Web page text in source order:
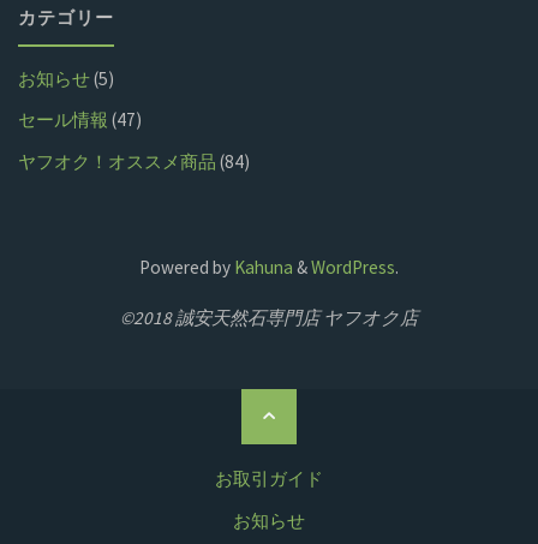
カテゴリー
お知らせ(5)
セール情報 (47)
ヤフオク！オススメ商品 (84)
Powered by Kahuna &WordPress.
©2018 誠安天然石専門店 ヤフオク店
お取引ガイド
お知らせ
ト
ッ
プ
に